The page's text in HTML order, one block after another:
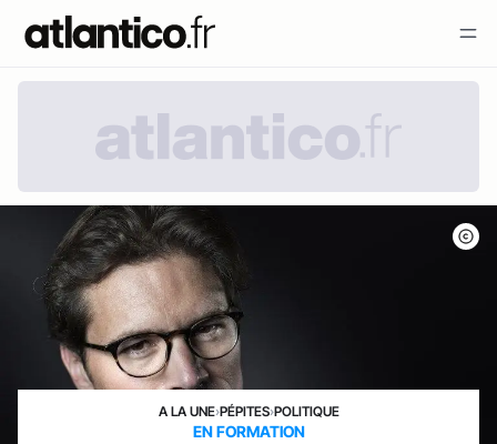
A LA UNE›PÉPITES›POLITIQUE
EN FORMATION